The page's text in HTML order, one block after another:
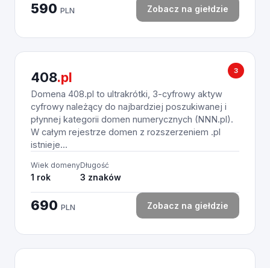
590 PLN Zobacz na giełdzie
3
408.pl
Domena 408.pl to ultrakrótki, 3-cyfrowy aktyw
cyfrowy należący do najbardziej poszukiwanej i
płynnej kategorii domen numerycznych (NNN.pl).
W całym rejestrze domen z rozszerzeniem .pl
istnieje...
Wiek domeny
1 rok
Długość
3 znaków
690 PLN Zobacz na giełdzie